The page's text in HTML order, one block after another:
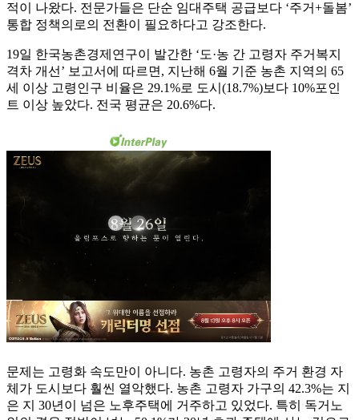
적이 나왔다. 전문가들은 단순 임대주택 공급보다 ‘주거+돌봄’
통합 정책의로의 전환이 필요하다고 강조한다.
19일 한국농촌경제연구이 발간한 ‘도·농 간 고령자 주거복지
격차 개선’ 보고서에 따르면, 지난해 6월 기준 농촌 지역의 65
세 이상 고령인구 비율은 29.1%로 도시(18.7%)보다 10%포인
트 이상 높았다. 전국 평균은 20.6%다.
문제는 고령화 속도만이 아니다. 농촌 고령자의 주거 환경 자
체가 도시보다 훨씬 열악했다. 농촌 고령자 가구의 42.3%는 지
은 지 30년이 넘은 노후주택에 거주하고 있었다. 특히 독거노